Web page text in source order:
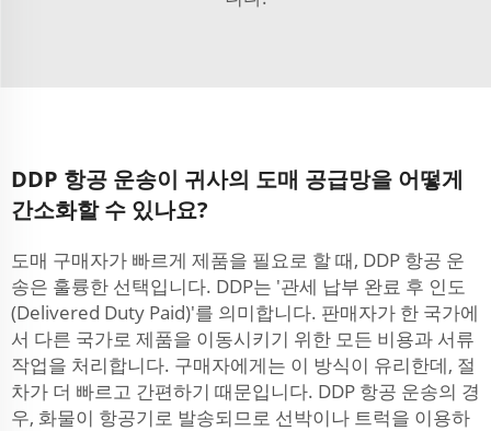
DDP 항공 운송이 귀사의 도매 공급망을 어떻게
간소화할 수 있나요?
도매 구매자가 빠르게 제품을 필요로 할 때, DDP 항공 운
송은 훌륭한 선택입니다. DDP는 '관세 납부 완료 후 인도
(Delivered Duty Paid)'를 의미합니다. 판매자가 한 국가에
서 다른 국가로 제품을 이동시키기 위한 모든 비용과 서류
작업을 처리합니다. 구매자에게는 이 방식이 유리한데, 절
차가 더 빠르고 간편하기 때문입니다. DDP 항공 운송의 경
우, 화물이 항공기로 발송되므로 선박이나 트럭을 이용하